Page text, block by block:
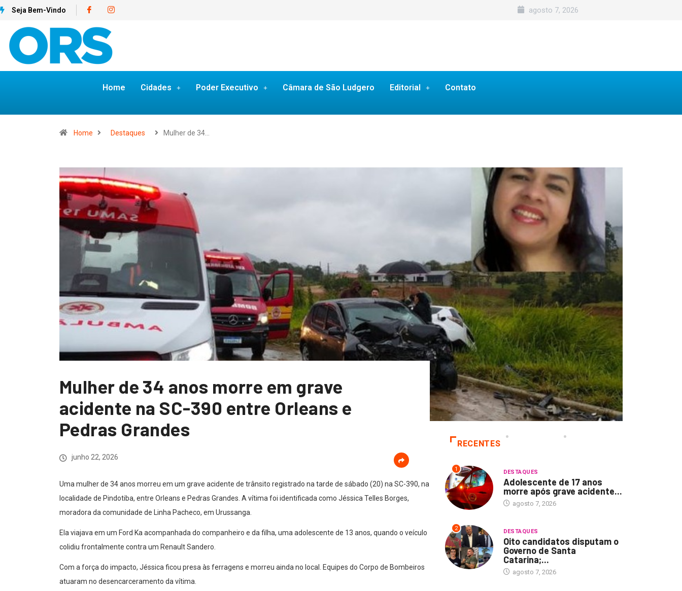
Seja Bem-Vindo agosto 7, 2026
Home Cidades Poder Executivo Câmara de São Ludgero Editorial Contato
Home Destaques Mulher de 34…
Mulher de 34 anos morre em grave
acidente na SC-390 entre Orleans e
Pedras Grandes
junho 22, 2026
Uma mulher de 34 anos morreu em um grave acidente de trânsito registrado na tarde de sábado (20) na SC-390, na
localidade de Pindotiba, entre Orleans e Pedras Grandes. A vítima foi identificada como Jéssica Telles Borges,
moradora da comunidade de Linha Pacheco, em Urussanga.
Ela viajava em um Ford Ka acompanhada do companheiro e da filha, uma adolescente de 13 anos, quando o veículo
colidiu frontalmente contra um Renault Sandero.
Com a força do impacto, Jéssica ficou presa às ferragens e morreu ainda no local. Equipes do Corpo de Bombeiros
atuaram no desencarceramento da vítima.
RECENTES
1 DESTAQUES
Adolescente de 17 anos
morre após grave acidente...
agosto 7, 2026
2 DESTAQUES
Oito candidatos disputam o
Governo de Santa
Catarina;...
agosto 7, 2026